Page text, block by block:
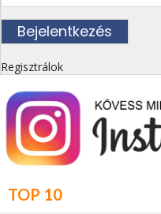
Regisztrálok
TOP 10